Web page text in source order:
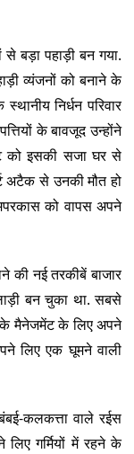
बड़ा पहाड़ी बन गया.
व्यंजनों को बनाने के
निर्धन परिवार
के बावजूद उन्होंने
को इसकी सजा घर से
अटैक से उनकी मौत हो
को वापस अपने
की नई तरकीबें बाजार
बन चुका था. सबसे
मैनेजमेंट के लिए अपने
लिए एक घूमने वाली
कलकत्ता वाले रईस
गर्मियों में रहने के